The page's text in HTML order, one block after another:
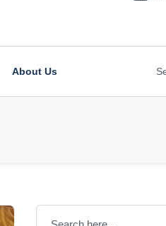
About Us